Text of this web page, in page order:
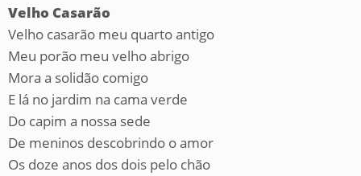
Velho Casarão
Velho casarão meu quarto antigo
Meu porão meu velho abrigo
Mora a solidão comigo
E lá no jardim na cama verde
Do capim a nossa sede
De meninos descobrindo o amor
Os doze anos dos dois pelo chão